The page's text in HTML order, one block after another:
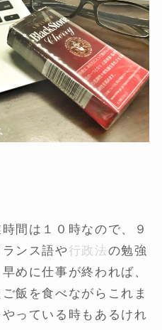
間は１０時なので、９
ンス語や 行政法の勉強
めに仕事が終われば、
飯を食べながらこれま
っている時もあるけれ